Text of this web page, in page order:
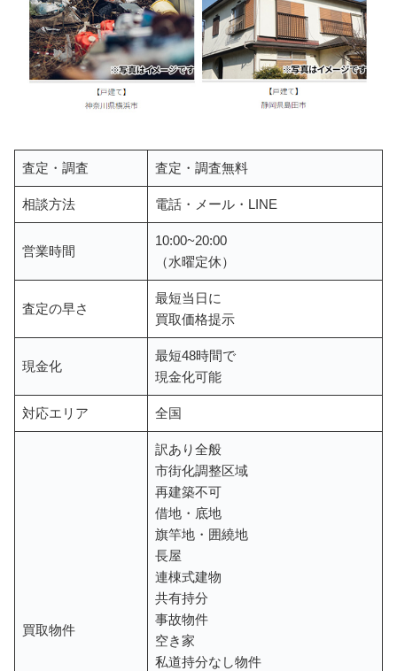
査定・調査 査定・調査無料
相談方法 電話・メール・LINE
営業時間
10:00~20:00
（水曜定休）
査定の早さ
最短当日に
買取価格提示
現金化
最短48時間で
現金化可能
対応エリア 全国
買取物件
訳あり全般
市街化調整区域
再建築不可
借地・底地
旗竿地・囲繞地
長屋
連棟式建物
共有持分
事故物件
空き家
私道持分なし物件